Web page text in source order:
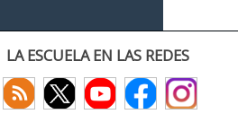
LA ESCUELA EN LAS REDES